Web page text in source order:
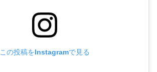
この投稿をInstagramで見る